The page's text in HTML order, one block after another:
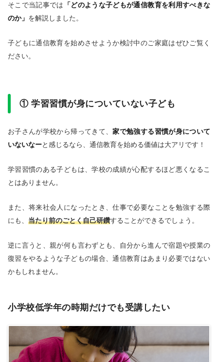
そこで当記事では
「どのような子どもが通信教育を利用すべきな
のか」 を解説しました。
子どもに通信教育を始めさせようか検討中のご家庭はぜひご覧く
ださい。
① 学習習慣が身についていない子ども
お子さんが学校から帰ってきて、家で勉強する習慣が身について
いないなーと感じるなら、通信教育を始める価値は大アリです！
学習習慣のある子どもは、学校の成績が心配するほど悪くなるこ
とはありません。
また、将来社会人になったとき、仕事で必要なことを勉強する際
にも、 当たり前のごとく自己研鑽することができるでしょう。
逆に言うと、親が何も言わずとも、自分から進んで宿題や授業の
復習をやるような子どもの場合、通信教育はあまり必要ではない
かもしれません。
小学校低学年の時期だけでも受講したい